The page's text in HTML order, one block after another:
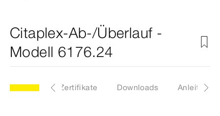
Citaplex-Ab-/Überlauf -
Modell 6176.24
Etiketten Zertifikate Downloads